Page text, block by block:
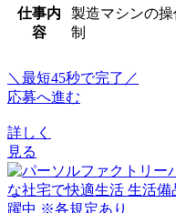
仕事内
容
製造マシンの
制
＼最短45秒で完了／
応募へ進む
詳しく
見る